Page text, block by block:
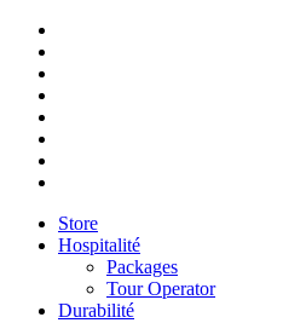
Store
Hospitalité
Packages
Tour Operator
Durabilité